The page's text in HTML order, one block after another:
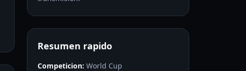
Resumen rapido
Competicion: World Cup